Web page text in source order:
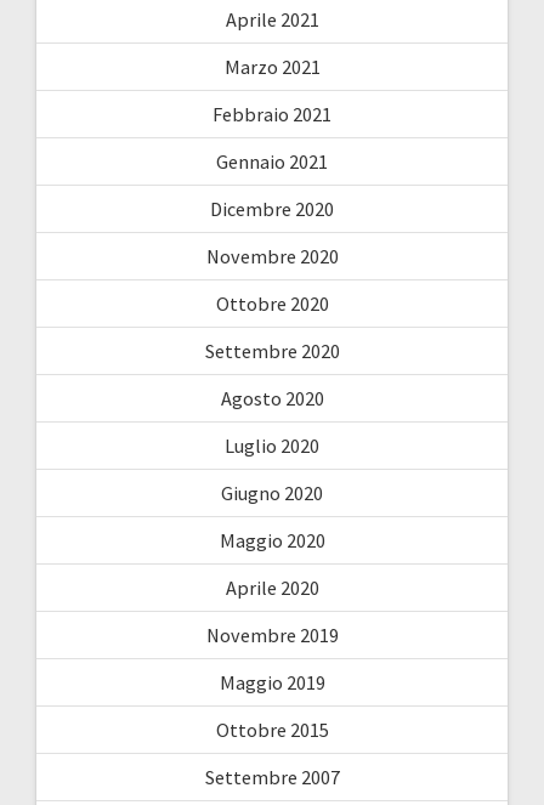
Aprile 2021
Marzo 2021
Febbraio 2021
Gennaio 2021
Dicembre 2020
Novembre 2020
Ottobre 2020
Settembre 2020
Agosto 2020
Luglio 2020
Giugno 2020
Maggio 2020
Aprile 2020
Novembre 2019
Maggio 2019
Ottobre 2015
Settembre 2007